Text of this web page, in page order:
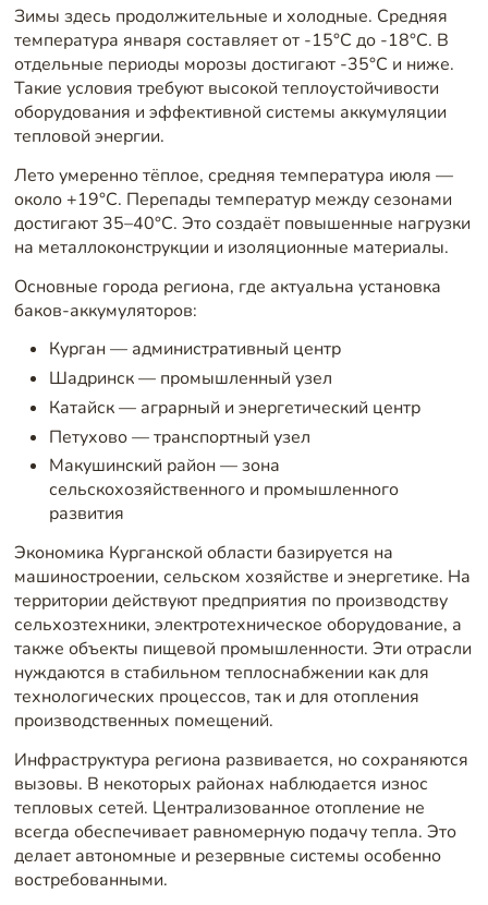
Зимы здесь продолжительные и холодные. Средняя
температура января составляет от -15°C до -18°C. В
отдельные периоды морозы достигают -35°C и ниже.
Такие условия требуют высокой теплоустойчивости
оборудования и эффективной системы аккумуляции
тепловой энергии.
Лето умеренно тёплое, средняя температура июля —
около +19°C. Перепады температур между сезонами
достигают 35–40°C. Это создаёт повышенные нагрузки
на металлоконструкции и изоляционные материалы.
Основные города региона, где актуальна установка
баков-аккумуляторов:
Курган — административный центр
Шадринск — промышленный узел
Катайск — аграрный и энергетический центр
Петухово — транспортный узел
Макушинский район — зона
сельскохозяйственного и промышленного
развития
Экономика Курганской области базируется на
машиностроении, сельском хозяйстве и энергетике. На
территории действуют предприятия по производству
сельхозтехники, электротехническое оборудование, а
также объекты пищевой промышленности. Эти отрасли
нуждаются в стабильном теплоснабжении как для
технологических процессов, так и для отопления
производственных помещений.
Инфраструктура региона развивается, но сохраняются
вызовы. В некоторых районах наблюдается износ
тепловых сетей. Централизованное отопление не
всегда обеспечивает равномерную подачу тепла. Это
делает автономные и резервные системы особенно
востребованными.